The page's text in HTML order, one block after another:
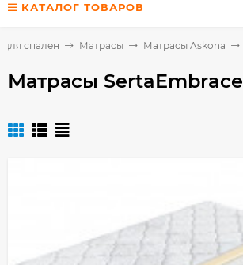
КАТАЛОГ ТОВАРОВ
спален Матрасы Матрасы Askona
Матрасы SertaEmbrace